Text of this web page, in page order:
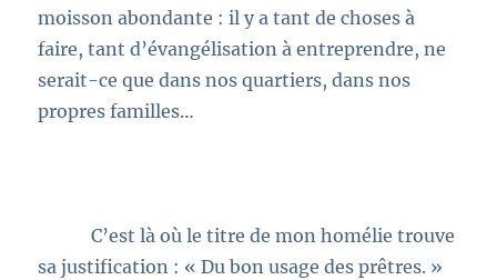
moisson abondante : il y a tant de choses à
faire, tant d’évangélisation à entreprendre, ne
serait-ce que dans nos quartiers, dans nos
propres familles…
C’est là où le titre de mon homélie trouve
sa justification : « Du bon usage des prêtres. »